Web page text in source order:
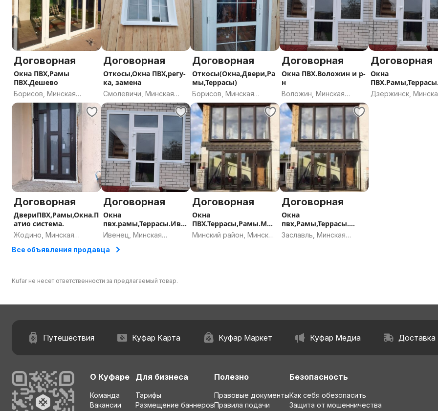
Договорная
Окна ПВХ,Рамы
ПВХ.Дешево
Борисов, Минская
область
Договорная
Откосы,Окна ПВХ,регу-
ка, замена
Смолевичи, Минская
область
Договорная
Откосы(Окна,Двери,Ра
мы,Террасы)
Борисов, Минская
область
Договорная
Окна ПВХ.Воложин и р-
н
Воложин, Минская
область
Договорная
Окна
ево. Дзержинск и
Дзержинск,
Договорная
ДвериПВХ,Рамы,Окна.П
атио система.
Жодино, Минская
Договорная
Окна
пвх.рамы,Террасы.Иве
нец и р-н.
Ивенец, Минская
Договорная
Окна
ПВХ.Террасы,Рамы.Мин
ск и р-н
Минский район, Минская
Договорная
Окна
пвх,Рамы,Террасы.
Заславль и р-н
Заславль, Минская
Все объявления продавца
Kufar не несет ответственности за предлагаемый товар.
Путешествия Куфар Карта Куфар Маркет Куфар Медиа Доставка
О Куфаре
Команда
Вакансии
Для бизнеса
Тарифы
Размещение баннеров
Полезно
Правовые документы
Правила подачи
Безопасность
Как себя обезопасить
Защита от мошенничества